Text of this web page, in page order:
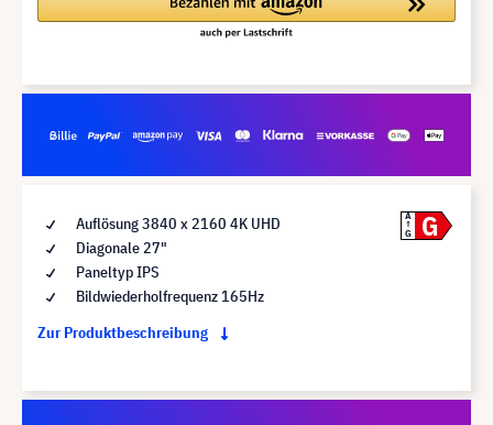
Auflösung 3840 x 2160 4K UHD
Diagonale 27"
Paneltyp IPS
Bildwiederholfrequenz 165Hz
Zur Produktbeschreibung
A
G
G